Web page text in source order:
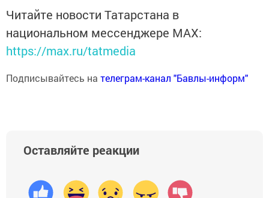
Читайте новости Татарстана в
национальном мессенджере MАХ:
https://max.ru/tatmedia
Подписывайтесь на телеграм-канал "Бавлы-информ"
Оставляйте реакции